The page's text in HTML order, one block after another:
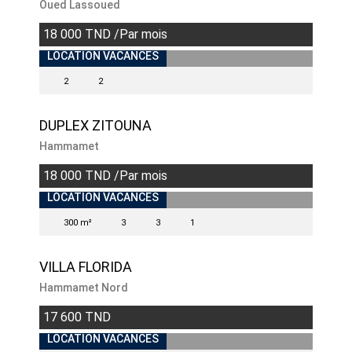
Oued Lassoued
18 000 TND /Par mois
LOCATION VACANCES
2 2
DUPLEX ZITOUNA
Hammamet
18 000 TND /Par mois
INDISPONIBLE
LOCATION VACANCES
300 m² 3 3 1
VILLA FLORIDA
Hammamet Nord
17 600 TND
LOCATION VACANCES